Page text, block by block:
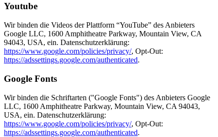
Youtube
Wir binden die Videos der Plattform “YouTube” des Anbieters
Google LLC, 1600 Amphitheatre Parkway, Mountain View, CA
94043, USA, ein. Datenschutzerklärung:
https://www.google.com/policies/privacy/, Opt-Out:
https://adssettings.google.com/authenticated.
Google Fonts
Wir binden die Schriftarten ("Google Fonts") des Anbieters Google
LLC, 1600 Amphitheatre Parkway, Mountain View, CA 94043,
USA, ein. Datenschutzerklärung:
https://www.google.com/policies/privacy/, Opt-Out:
https://adssettings.google.com/authenticated.